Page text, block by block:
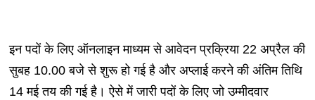
इन पदों के लिए ऑनलाइन माध्यम से आवेदन प्रक्रिया 22 अप्रैल की
सुबह 10.00 बजे से शुरू हो गई है और अप्लाई करने की अंतिम तिथि
14 मई तय की गई है। ऐसे में जारी पदों के लिए जो उम्मीदवार